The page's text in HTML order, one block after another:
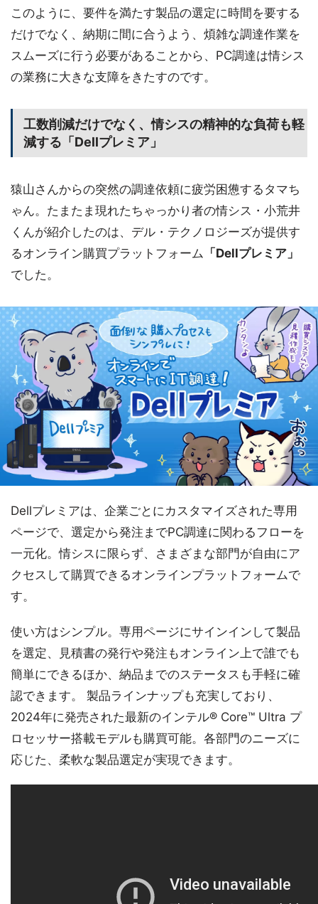
このように、要件を満たす製品の選定に時間を要する
だけでなく、納期に間に合うよう、煩雑な調達作業を
スムーズに行う必要があることから、PC調達は情シス
の業務に大きな支障をきたすのです。
工数削減だけでなく、情シスの精神的な負荷も軽
減する「Dellプレミア」
猿山さんからの突然の調達依頼に疲労困憊するタマち
ゃん。たまたま現れたちゃっかり者の情シス・小荒井
くんが紹介したのは、デル・テクノロジーズが提供す
るオンライン購買プラットフォーム 「Dellプレミア」
でした。
Dellプレミアは、企業ごとにカスタマイズされた専用
ページで、選定から発注までPC調達に関わるフローを
一元化。情シスに限らず、さまざまな部門が自由にア
クセスして購買できるオンラインプラットフォームで
す。
使い方はシンプル。専用ページにサインインして製品
を選定、見積書の発行や発注もオンライン上で誰でも
簡単にできるほか、納品までのステータスも手軽に確
認できます。 製品ラインナップも充実しており、
2024年に発売された最新のインテル® Core™ Ultra プ
ロセッサー搭載モデルも購買可能。各部門のニーズに
応じた、柔軟な製品選定が実現できます。